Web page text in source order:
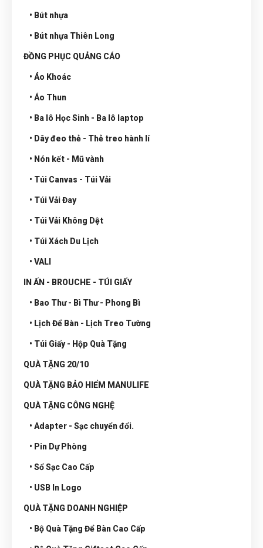
• Bút nhựa
• Bút nhựa Thiên Long
ĐỒNG PHỤC QUẢNG CÁO
• Áo Khoác
• Áo Thun
• Ba lô Học Sinh - Ba lô laptop
• Dây đeo thẻ - Thẻ treo hành lí
• Nón kết - Mũ vành
• Túi Canvas - Túi Vải
• Túi Vải Đay
• Túi Vải Không Dệt
• Túi Xách Du Lịch
• VALI
IN ẤN - BROUCHE - TÚI GIẤY
• Bao Thư - Bì Thư - Phong Bì
• Lịch Để Bàn - Lịch Treo Tường
• Túi Giấy - Hộp Quà Tặng
QUÀ TẶNG 20/10
QUÀ TẶNG BẢO HIỂM MANULIFE
QUÀ TẶNG CÔNG NGHỆ
• Adapter - Sạc chuyển đổi.
• Pin Dự Phòng
• Sổ Sạc Cao Cấp
• USB In Logo
QUÀ TẶNG DOANH NGHIỆP
• Bộ Quà Tặng Để Bàn Cao Cấp